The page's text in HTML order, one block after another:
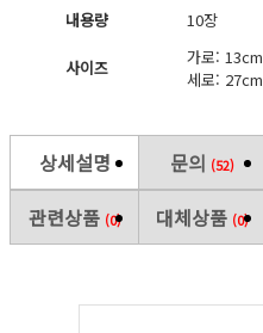
내용량
10장
사이즈
가로: 13cm
세로: 27cm
상세설명 문의 (52)
관련상품 (0) 대체상품 (0)